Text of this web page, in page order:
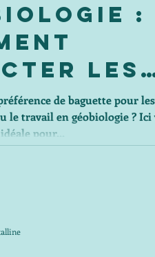
:
les
et
de baguette pour
le travail en géobiologie ? Ici
pour...